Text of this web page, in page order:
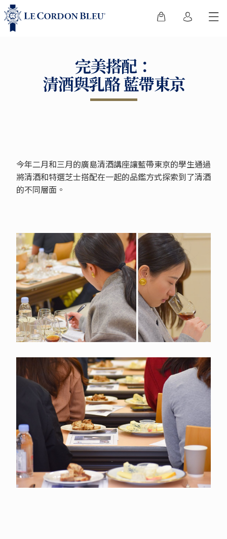
完美搭配：
清酒與乳酪 藍帶東京
今年二月和三月的廣島清酒講座讓藍帶東京的學生通過
將清酒和特選芝士搭配在一起的品鑑方式探索到了清酒
的不同層面。